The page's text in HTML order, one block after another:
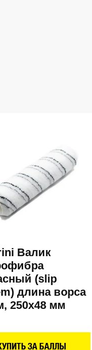
Валик
(slip
длина ворса
250х48 мм
ЗА БАЛЛЫ